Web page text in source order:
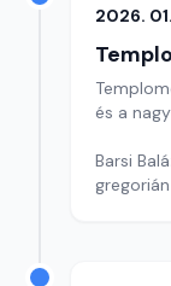
2026.
és a
Barsi